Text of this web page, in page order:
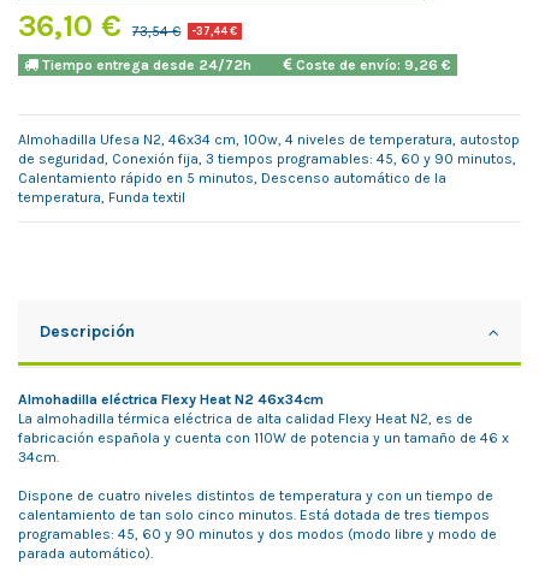
36,10 € 73,54 € -37,44 €
Tiempo entrega desde 24/72h Coste de envío: 9,26 €
Almohadilla Ufesa N2, 46x34 cm, 100w, 4 niveles de temperatura, autostop
de seguridad, Conexión fija, 3 tiempos programables: 45, 60 y 90 minutos,
Calentamiento rápido en 5 minutos, Descenso automático de la
temperatura, Funda textil
Descripción
Almohadilla eléctrica Flexy Heat N2 46x34cm
La almohadilla térmica eléctrica de alta calidad Flexy Heat N2, es de
fabricación española y cuenta con 110W de potencia y un tamaño de 46 x
34cm.
Dispone de cuatro niveles distintos de temperatura y con un tiempo de
calentamiento de tan solo cinco minutos. Está dotada de tres tiempos
programables: 45, 60 y 90 minutos y dos modos (modo libre y modo de
parada automático).